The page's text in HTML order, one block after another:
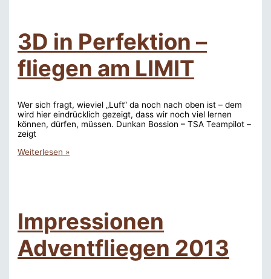
3D in Perfektion –
fliegen am LIMIT
Wer sich fragt, wieviel „Luft“ da noch nach oben ist – dem
wird hier eindrücklich gezeigt, dass wir noch viel lernen
können, dürfen, müssen. Dunkan Bossion – TSA Teampilot –
zeigt
3D
Weiterlesen »
Impressionen
Adventfliegen 2013